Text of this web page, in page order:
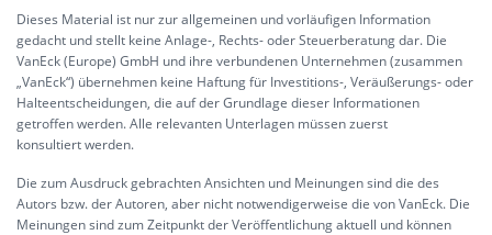
Dieses Material ist nur zur allgemeinen und vorläufigen Information
gedacht und stellt keine Anlage-, Rechts- oder Steuerberatung dar. Die
VanEck (Europe) GmbH und ihre verbundenen Unternehmen (zusammen
„VanEck“) übernehmen keine Haftung für Investitions-, Veräußerungs- oder
Halteentscheidungen, die auf der Grundlage dieser Informationen
getroffen werden. Alle relevanten Unterlagen müssen zuerst
konsultiert werden.
Die zum Ausdruck gebrachten Ansichten und Meinungen sind die des
Autors bzw. der Autoren, aber nicht notwendigerweise die von VanEck. Die
Meinungen sind zum Zeitpunkt der Veröffentlichung aktuell und können